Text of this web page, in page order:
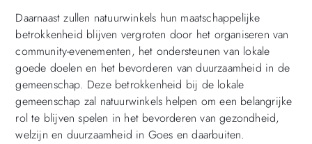
Daarnaast zullen natuurwinkels hun maatschappelijke
betrokkenheid blijven vergroten door het organiseren van
community-evenementen, het ondersteunen van lokale
goede doelen en het bevorderen van duurzaamheid in de
gemeenschap. Deze betrokkenheid bij de lokale
gemeenschap zal natuurwinkels helpen om een belangrijke
rol te blijven spelen in het bevorderen van gezondheid,
welzijn en duurzaamheid in Goes en daarbuiten.